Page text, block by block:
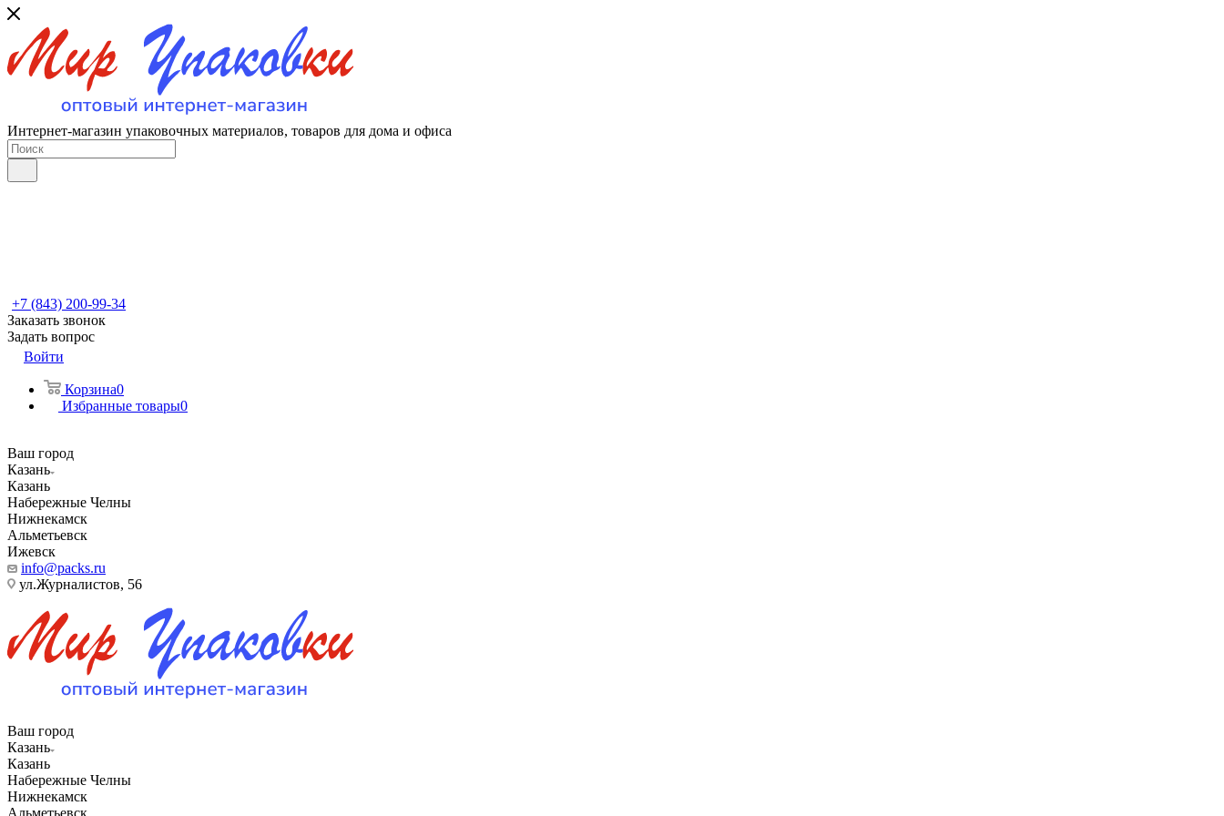
Интернет-магазин упаковочных материалов, товаров для дома и офиса
+7 (843) 200-99-34
Заказать звонок
Задать вопрос
Войти
Корзина0
Избранные товары0
Ваш город
Казань
Казань
Набережные Челны
Нижнекамск
Альметьевск
Ижевск
info@packs.ru
ул.Журналистов, 56
Ваш город
Казань
Казань
Набережные Челны
Нижнекамск
Альметьевск